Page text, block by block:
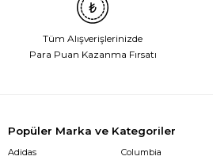
Tüm Alışverişlerinizde
Para Puan Kazanma Fırsatı
Popüler Marka ve Kategoriler
Adidas
Columbia